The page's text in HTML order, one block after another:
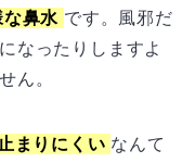
鼻水 です。風邪だ
なったりしますよ
ん。
まりにくい なんて